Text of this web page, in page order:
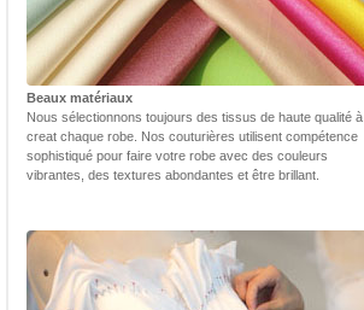
Beaux matériaux
Nous sélectionnons toujours des tissus de haute qualité à
creat chaque robe. Nos couturières utilisent compétence
sophistiqué pour faire votre robe avec des couleurs
vibrantes, des textures abondantes et être brillant.